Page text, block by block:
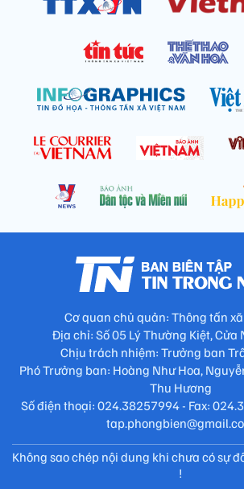
Cơ quan chủ quản: Thông tấn
Địa chỉ: Số 05 Lý Thường Kiệt, Cửa
Chịu trách nhiệm: Trưởng ban
Phó Trưởng ban: Hoàng Như Hoa,
Thu Hương
Số điện thoại: 024.38257994 - Fax:
Không sao chép nội dung khi chưa có sự
!